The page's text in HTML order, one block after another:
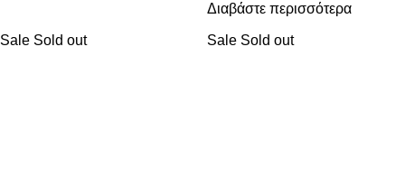
Διαβάστε περισσότερα
Sale Sold out Sale Sold out